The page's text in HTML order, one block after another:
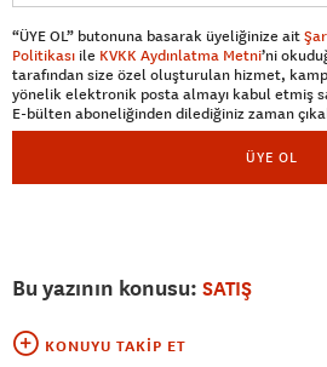
“ÜYE OL” butonuna basarak üyeliğinize ait
Politikası ile KVKK Aydınlatma Metni’ni
tarafından size özel oluşturulan hizmet,
yönelik elektronik posta almayı kabul etmiş
E-bülten aboneliğinden dilediğiniz zaman
ÜYE OL
Bu yazının konusu: SATIŞ
KONUYU TAKIP ET